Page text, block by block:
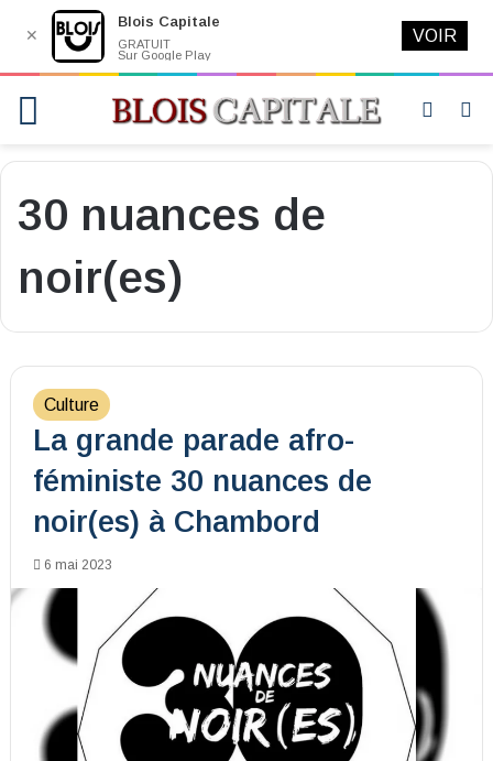
Switch
30 nuances de
noir(es)
Culture
La grande parade afro-
féministe 30 nuances de
noir(es) à Chambord
6 mai 2023
✕
Blois Capitale
GRATUIT
Sur Google Play
VOIR